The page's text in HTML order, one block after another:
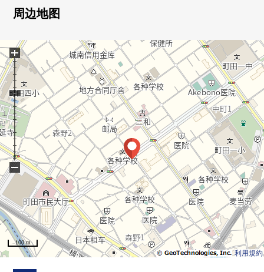
・约11.5张塌塌米朝南的LDK明亮地是开放对象
・在3LDK，约6张塌塌米西式房间未经预订而来住店的客
人CL
・各西式房间有收纳，易用性良好
▼设备
・在门口鞋柜完备
・有毛巾收纳处，收藏，被洗脸室充实
▼周边环境
・在周围商业设施充实
・上学约700m到町田第4小学放心
■ 在找想要的家方面给予帮助的━━━━━・・・
房源的详细、需讨论是如有意向，请跟我们联系。
周边地图
利用規約
100 m
+
−